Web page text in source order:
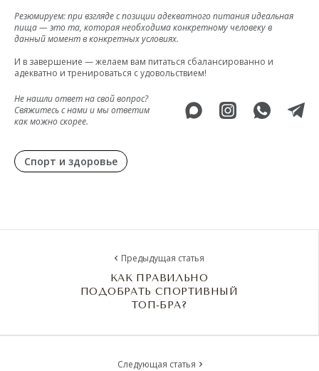
Резюмируем: при взгляде с позиции адекватного питания идеальная
пища — это та, которая необходима конкретному человеку в
данный момент в конкретных условиях.
И в завершение — желаем вам питаться сбалансированно и
адекватно и тренироваться с удовольствием!
Не нашли ответ на свой вопрос?
Свяжитесь с нами и мы ответим
как можно скорее.
Спорт и здоровье
Предыдущая статья
КАК ПРАВИЛЬНО
ПОДОБРАТЬ СПОРТИВНЫЙ
ТОП-БРА?
Следующая статья